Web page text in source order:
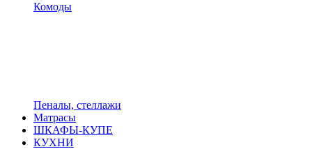
Комоды
Пеналы, стеллажи
Матрасы
ШКАФЫ-КУПЕ
КУХНИ